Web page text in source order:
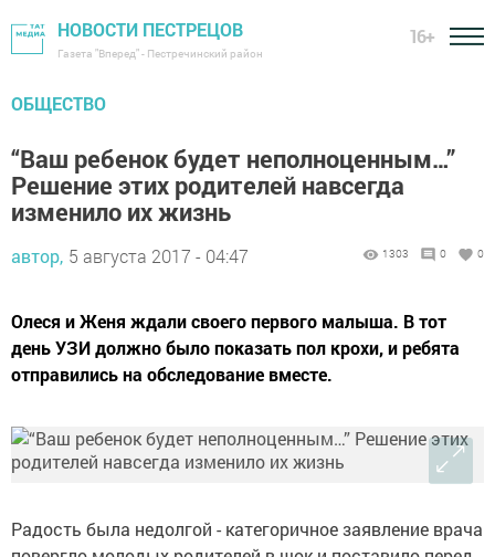
НОВОСТИ ПЕСТРЕЦОВ
Газета "Вперед" - Пестречинский район
16+
ОБЩЕСТВО
“Ваш ребенок будет неполноценным…”
Решение этих родителей навсегда
изменило их жизнь
автор, 5 августа 2017 - 04:47 1303 0 0
Олеся и Женя ждали своего первого малыша. В тот
день УЗИ должно было показать пол крохи, и ребята
отправились на обследование вместе.
Радость была недолгой - категоричное заявление врача